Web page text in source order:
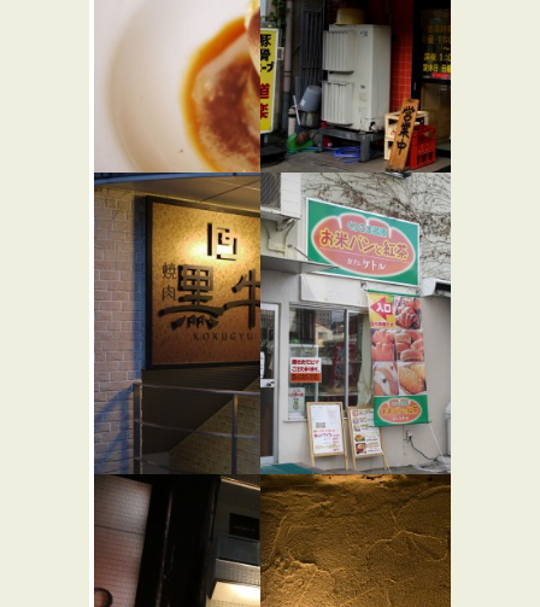
キノシタ
★☆☆
フレンチ
道楽 代々
木店
らーめん屋
黒牛 ★☆☆
焼き肉
ケトル ★☆☆
カフェ・喫茶店